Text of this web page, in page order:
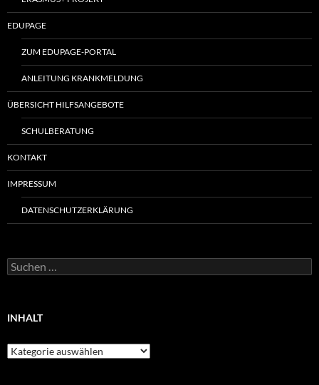
EDUPAGE
ZUM EDUPAGE-PORTAL
ANLEITUNG KRANKMELDUNG
ÜBERSICHT HILFSANGEBOTE
SCHULBERATUNG
KONTAKT
IMPRESSUM
DATENSCHUTZERKLÄRUNG
Suchen
nach:
INHALT
Inhalt